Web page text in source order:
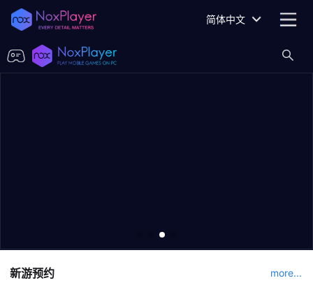
简体中文
新游预约 more...